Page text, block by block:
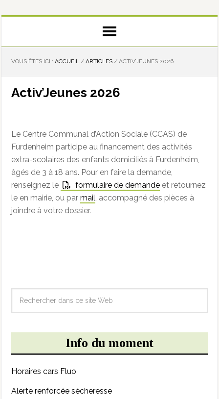
VOUS ÊTES ICI :ACCUEIL / ARTICLES / ACTIV’JEUNES 2026
Activ’Jeunes 2026
Le Centre Communal d’Action Sociale (CCAS) de
Furdenheim participe au financement des activités
extra-scolaires des enfants domiciliés à Furdenheim,
âgés de 3 à 18 ans. Pour en faire la demande,
renseignez le
formulaire de demande et retournez
le en mairie, ou parmail, accompagné des pièces à
joindre à votre dossier.
Info du moment
Horaires cars Fluo
Alerte renforcée sécheresse